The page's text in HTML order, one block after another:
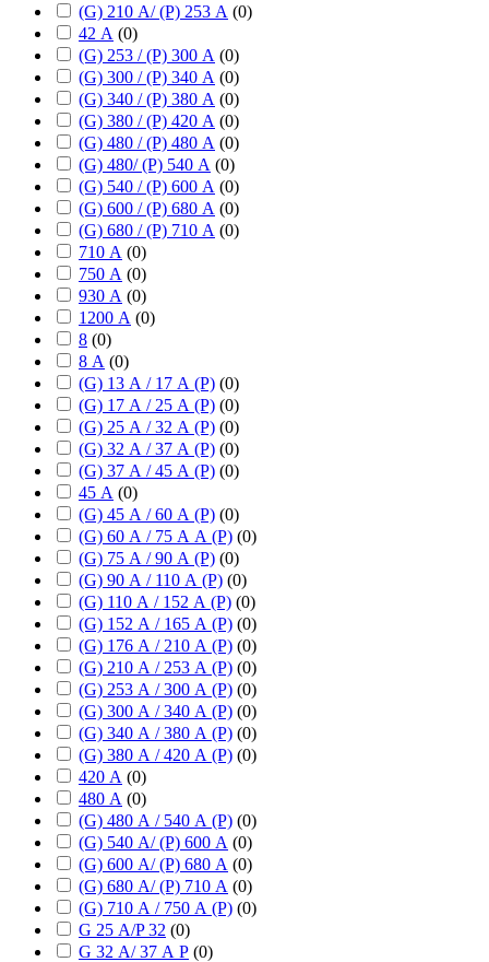
(G) 210 А/ (P) 253 А (0)
42 А (0)
(G) 253 / (P) 300 А (0)
(G) 300 / (P) 340 А (0)
(G) 340 / (P) 380 А (0)
(G) 380 / (P) 420 А (0)
(G) 480 / (P) 480 А (0)
(G) 480/ (P) 540 А (0)
(G) 540 / (P) 600 А (0)
(G) 600 / (P) 680 А (0)
(G) 680 / (P) 710 А (0)
710 А (0)
750 А (0)
930 А (0)
1200 А (0)
8 (0)
8 А (0)
(G) 13 А / 17 А (P) (0)
(G) 17 А / 25 А (P) (0)
(G) 25 А / 32 А (P) (0)
(G) 32 А / 37 А (P) (0)
(G) 37 А / 45 А (P) (0)
45 А (0)
(G) 45 А / 60 А (P) (0)
(G) 60 А / 75 А А (P) (0)
(G) 75 А / 90 А (P) (0)
(G) 90 А / 110 А (P) (0)
(G) 110 А / 152 А (P) (0)
(G) 152 А / 165 А (P) (0)
(G) 176 А / 210 А (P) (0)
(G) 210 А / 253 А (P) (0)
(G) 253 А / 300 А (P) (0)
(G) 300 А / 340 А (P) (0)
(G) 340 А / 380 А (P) (0)
(G) 380 А / 420 А (P) (0)
420 А (0)
480 А (0)
(G) 480 А / 540 А (P) (0)
(G) 540 А/ (P) 600 А (0)
(G) 600 А/ (P) 680 А (0)
(G) 680 А/ (P) 710 А (0)
(G) 710 А / 750 А (P) (0)
G 25 А/P 32 (0)
G 32 А/ 37 А P (0)